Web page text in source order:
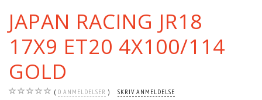
JAPAN RACING JR18
17X9 ET20 4X100/114
GOLD
0 ANMELDELSER SKRIV ANMELDELSE